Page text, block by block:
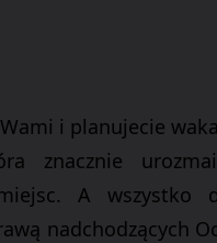
i planujecie
znacznie
A wszystko
nadchodzących